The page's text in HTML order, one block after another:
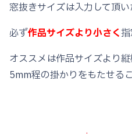
な
古
ブ
ラ
窓抜きサイズは入力して頂い
必ず作品サイズより小さく指
オススメは作品サイズより
5mm程の掛かりをもたせるこ